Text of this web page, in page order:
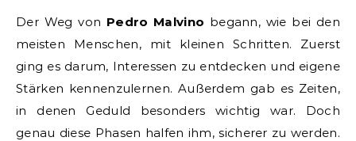
Der Weg von Pedro Malvino begann, wie bei den
meisten Menschen, mit kleinen Schritten. Zuerst
ging es darum, Interessen zu entdecken und eigene
Stärken kennenzulernen. Außerdem gab es Zeiten,
in denen Geduld besonders wichtig war. Doch
genau diese Phasen halfen ihm, sicherer zu werden.